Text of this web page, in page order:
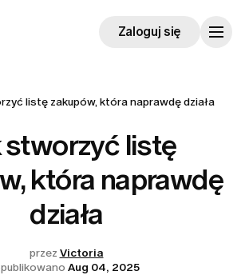
Zaloguj się
listę zakupów, która naprawdę działa
stworzyć listę
która naprawdę
działa
przez Victoria
Aug 04, 2025